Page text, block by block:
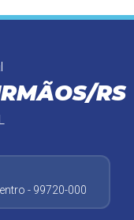
RS
- 99720-000